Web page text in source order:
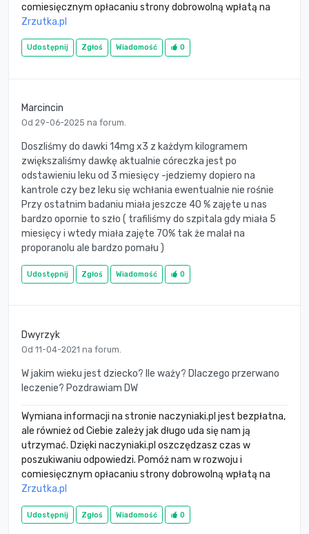
comiesięcznym opłacaniu strony dobrowolną wpłatą na
Zrzutka.pl
Udostępnij Zgłoś Wiadomość 0
Marcincin
Od 29-06-2025 na forum.
Doszliśmy do dawki 14mg x3 z każdym kilogramem
zwiększaliśmy dawkę aktualnie córeczka jest po
odstawieniu leku od 3 miesięcy -jedziemy dopiero na
kantrole czy bez leku się wchłania ewentualnie nie rośnie
Przy ostatnim badaniu miała jeszcze 40 % zajęte u nas
bardzo opornie to szło ( trafiliśmy do szpitala gdy miała 5
miesięcy i wtedy miała zajęte 70% tak że malał na
proporanolu ale bardzo pomału )
Udostępnij Zgłoś Wiadomość 0
Dwyrzyk
Od 11-04-2021 na forum.
W jakim wieku jest dziecko? Ile waży? Dlaczego przerwano
leczenie? Pozdrawiam DW
Wymiana informacji na stronie naczyniaki.pl jest bezpłatna,
ale również od Ciebie zależy jak długo uda się nam ją
utrzymać. Dzięki naczyniaki.pl oszczędzasz czas w
poszukiwaniu odpowiedzi. Pomóż nam w rozwoju i
comiesięcznym opłacaniu strony dobrowolną wpłatą na
Zrzutka.pl
Udostępnij Zgłoś Wiadomość 0